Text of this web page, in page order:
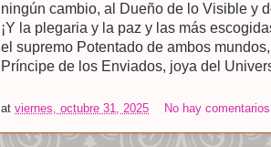
ningún cambio, al Dueño de lo Visible y
¡Y la plegaria y la paz y las más
el supremo Potentado de ambos
Príncipe de los Enviados, joya del
at viernes, octubre 31, 2025 No hay